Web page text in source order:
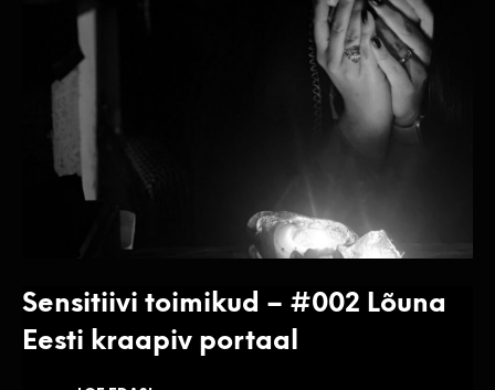
Sensitiivi toimikud – #002 Lõuna
Eesti kraapiv portaal